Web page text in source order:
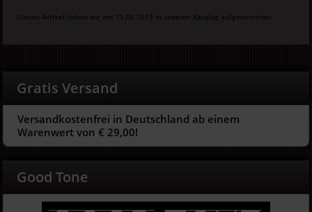
Diesen Artikel haben wir am 11.02.2013 in unseren Katalog aufgenommen.
Gratis Versand
Versandkostenfrei in Deutschland ab einem
Warenwert von € 29,00!
Good Tone